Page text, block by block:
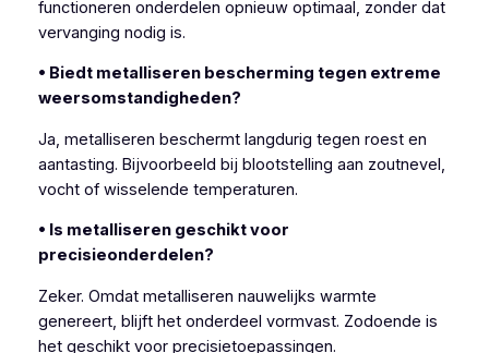
functioneren onderdelen opnieuw optimaal, zonder dat
vervanging nodig is.
• Biedt metalliseren bescherming tegen extreme
weersomstandigheden?
Ja, metalliseren beschermt langdurig tegen roest en
aantasting. Bijvoorbeeld bij blootstelling aan zoutnevel,
vocht of wisselende temperaturen.
• Is metalliseren geschikt voor
precisieonderdelen?
Zeker. Omdat metalliseren nauwelijks warmte
genereert, blijft het onderdeel vormvast. Zodoende is
het geschikt voor precisietoepassingen.